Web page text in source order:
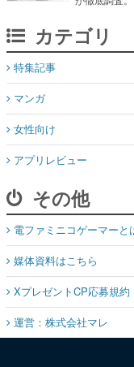
マンガ
女性向け
アプリレビュー
その他
電ファミニコゲーマーと
媒体資料はこちら
XプレゼントCP応募規約
運営：株式会社マレ